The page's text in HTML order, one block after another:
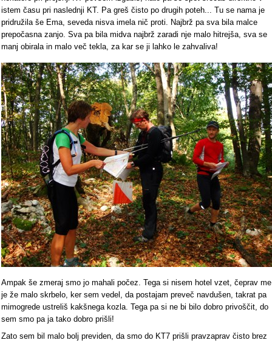
istem času pri naslednji KT. Pa greš čisto po drugih poteh... Tu se nama je
pridružila še Ema, seveda nisva imela nič proti. Najbrž pa sva bila malce
prepočasna zanjo. Sva pa bila midva najbrž zaradi nje malo hitrejša, sva se
manj obirala in malo več tekla, za kar se ji lahko le zahvaliva!
Ampak še zmeraj smo jo mahali počez. Tega si nisem hotel vzet, čeprav me
je že malo skrbelo, ker sem vedel, da postajam preveč navdušen, takrat pa
mimogrede ustreliš kakšnega kozla. Tega pa si ne bi bilo dobro privoščit, do
sem smo pa ja tako dobro prišli!
Zato sem bil malo bolj previden, da smo do KT7 prišli pravzaprav čisto brez